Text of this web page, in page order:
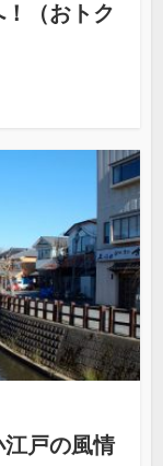
（おトク
江戸の風情